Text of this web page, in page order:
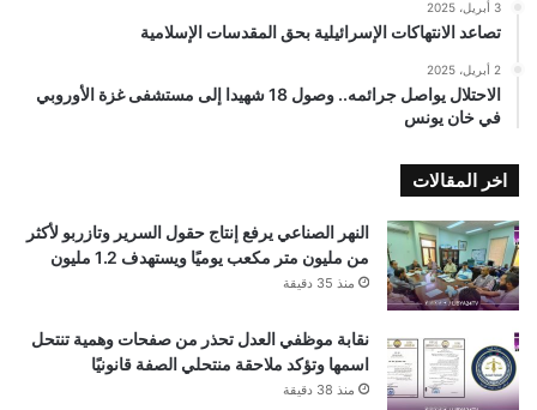
3 أبريل، 2025
تصاعد الانتهاكات الإسرائيلية بحق المقدسات الإسلامية
2 أبريل، 2025
الاحتلال يواصل جرائمه.. وصول 18 شهيدا إلى مستشفى غزة الأوروبي
في خان يونس
اخر المقالات
النهر الصناعي يرفع إنتاج حقول السرير وتازربو لأكثر
من مليون متر مكعب يوميًا ويستهدف 1.2 مليون
منذ 35 دقيقة
نقابة موظفي العدل تحذر من صفحات وهمية تنتحل
اسمها وتؤكد ملاحقة منتحلي الصفة قانونيًا
منذ 38 دقيقة